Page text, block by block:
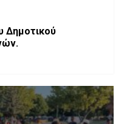
Δημοτικού